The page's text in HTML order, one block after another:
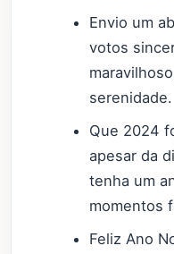
Envio um
votos
serenidade.
Que 2024
apesar da
tenha um
momentos
Feliz Ano